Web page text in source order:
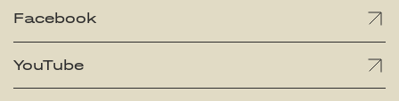
Facebook
YouTube